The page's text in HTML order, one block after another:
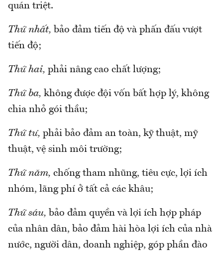
quán triệt.
Thứ nhất, bảo đảm tiến độ và phấn đấu vượt
tiến độ;
Thứ hai, phải nâng cao chất lượng;
Thứ ba, không được đội vốn bất hợp lý, không
chia nhỏ gói thầu;
Thứ tư, phải bảo đảm an toàn, kỹ thuật, mỹ
thuật, vệ sinh môi trường;
Thứ năm, chống tham nhũng, tiêu cực, lợi ích
nhóm, lãng phí ở tất cả các khâu;
Thứ sáu, bảo đảm quyền và lợi ích hợp pháp
của nhân dân, bảo đảm hài hòa lợi ích của nhà
nước, người dân, doanh nghiệp, góp phần đào